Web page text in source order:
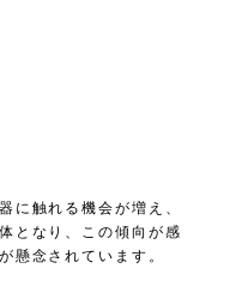
に触れる機会が増え、
となり、この傾向が感
懸念されています。